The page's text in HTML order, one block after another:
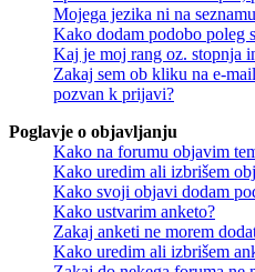
Mojega jezika ni na
Kako dodam podobo poleg
Kaj je moj rang oz. stopnja
Zakaj sem ob kliku na e-
pozvan k prijavi?
Poglavje o objavljanju
Kako na forumu objavim
Kako uredim ali izbrišem
Kako svoji objavi dodam
Kako ustvarim anketo?
Zakaj anketi ne morem
Kako uredim ali izbrišem